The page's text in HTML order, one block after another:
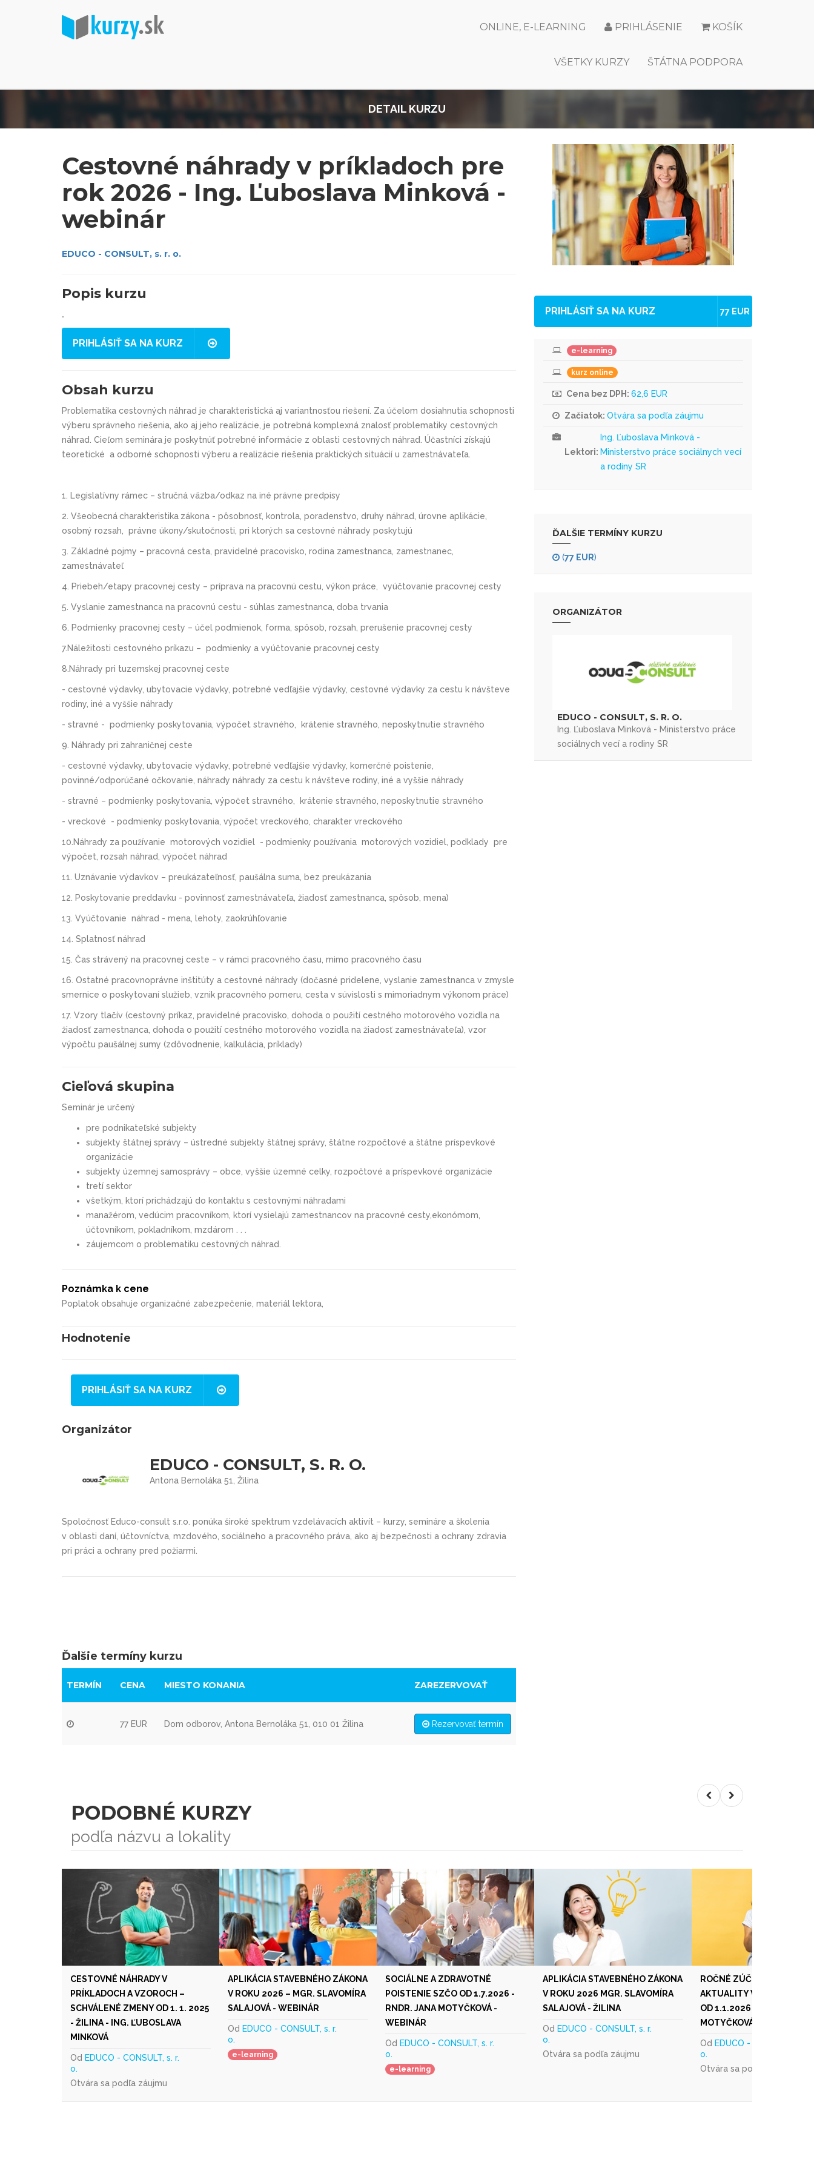
KOŠÍK
PRIHLÁSENIE
ONLINE, E-LEARNING
ŠTÁTNA PODPORA
VŠETKY KURZY
DETAIL KURZU
Cestovné náhrady v príkladoch pre
rok 2026 - Ing. Ľuboslava Minková -
webinár
EDUCO - CONSULT, s. r. o.
Popis kurzu
.
PRIHLÁSIŤ SA NA KURZ
Obsah kurzu
Problematika cestovných náhrad je charakteristická aj variantnosťou riešení. Za účelom dosiahnutia schopnosti
výberu správneho riešenia, ako aj jeho realizácie, je potrebná komplexná znalosť problematiky cestovných
náhrad. Cieľom seminára je poskytnúť potrebné informácie z oblasti cestovných náhrad. Účastníci získajú
teoretické a odborné schopnosti výberu a realizácie riešenia praktických situácií u zamestnávateľa.
1. Legislatívny rámec – stručná väzba/odkaz na iné právne predpisy
2. Všeobecná charakteristika zákona - pôsobnosť, kontrola, poradenstvo, druhy náhrad, úrovne aplikácie,
osobný rozsah, právne úkony/skutočnosti, pri ktorých sa cestovné náhrady poskytujú
3. Základné pojmy – pracovná cesta, pravidelné pracovisko, rodina zamestnanca, zamestnanec,
zamestnávateľ
4. Priebeh/etapy pracovnej cesty – príprava na pracovnú cestu, výkon práce, vyúčtovanie pracovnej cesty
5. Vyslanie zamestnanca na pracovnú cestu - súhlas zamestnanca, doba trvania
6. Podmienky pracovnej cesty – účel podmienok, forma, spôsob, rozsah, prerušenie pracovnej cesty
7.Náležitosti cestovného príkazu – podmienky a vyúčtovanie pracovnej cesty
8.Náhrady pri tuzemskej pracovnej ceste
- cestovné výdavky, ubytovacie výdavky, potrebné vedľajšie výdavky, cestovné výdavky za cestu k návšteve
rodiny, iné a vyššie náhrady
- stravné - podmienky poskytovania, výpočet stravného, krátenie stravného, neposkytnutie stravného
9. Náhrady pri zahraničnej ceste
- cestovné výdavky, ubytovacie výdavky, potrebné vedľajšie výdavky, komerčné poistenie,
povinné/odporúčané očkovanie, náhrady náhrady za cestu k návšteve rodiny, iné a vyššie náhrady
- stravné – podmienky poskytovania, výpočet stravného, krátenie stravného, neposkytnutie stravného
- vreckové - podmienky poskytovania, výpočet vreckového, charakter vreckového
10.Náhrady za používanie motorových vozidiel - podmienky používania motorových vozidiel, podklady pre
výpočet, rozsah náhrad, výpočet náhrad
11. Uznávanie výdavkov – preukázateľnosť, paušálna suma, bez preukázania
12. Poskytovanie preddavku - povinnosť zamestnávateľa, žiadosť zamestnanca, spôsob, mena)
13. Vyúčtovanie náhrad - mena, lehoty, zaokrúhľovanie
14. Splatnosť náhrad
15. Čas strávený na pracovnej ceste – v rámci pracovného času, mimo pracovného času
16. Ostatné pracovnoprávne inštitúty a cestovné náhrady (dočasné pridelene, vyslanie zamestnanca v zmysle
smernice o poskytovaní služieb, vznik pracovného pomeru, cesta v súvislosti s mimoriadnym výkonom práce)
17. Vzory tlačív (cestovný príkaz, pravidelné pracovisko, dohoda o použití cestného motorového vozidla na
žiadosť zamestnanca, dohoda o použití cestného motorového vozidla na žiadosť zamestnávateľa), vzor
výpočtu paušálnej sumy (zdôvodnenie, kalkulácia, príklady)
Cieľová skupina
Seminár je určený
pre podnikateľské subjekty
subjekty štátnej správy – ústredné subjekty štátnej správy, štátne rozpočtové a štátne príspevkové
organizácie
subjekty územnej samosprávy – obce, vyššie územné celky, rozpočtové a príspevkové organizácie
tretí sektor
všetkým, ktorí prichádzajú do kontaktu s cestovnými náhradami
manažérom, vedúcim pracovníkom, ktorí vysielajú zamestnancov na pracovné cesty ,ekonómom,
účtovníkom, pokladníkom, mzdárom . . .
záujemcom o problematiku cestovných náhrad.
Poznámka k cene
Poplatok obsahuje organizačné zabezpečenie, materiál lektora,
Hodnotenie
PRIHLÁSIŤ SA NA KURZ
Organizátor
EDUCO - CONSULT, S. R. O.
Antona Bernoláka 51, Žilina
Spoločnosť Educo-consult s.r.o. ponúka široké spektrum vzdelávacích aktivít – kurzy, semináre a školenia
v oblasti daní, účtovníctva, mzdového, sociálneho a pracovného práva, ako aj bezpečnosti a ochrany zdravia
pri práci a ochrany pred požiarmi.
Ďalšie termíny kurzu
TERMÍN CENA MIESTO KONANIA ZAREZERVOVAŤ
77 EUR Dom odborov, Antona Bernoláka 51, 010 01 Žilina Rezervovať termín
PRIHLÁSIŤ SA NA KURZ 77 EUR
e-learning
kurz online
Cena bez DPH: 62,6 EUR
Začiatok: Otvára sa podľa záujmu
Lektori:
Ing. Ľuboslava Minková -
Ministerstvo práce sociálnych vecí
a rodiny SR
ĎALŠIE TERMÍNY KURZU
(77 EUR)
ORGANIZÁTOR
EDUCO - CONSULT, S. R. O.
Ing. Ľuboslava Minková - Ministerstvo práce
sociálnych vecí a rodiny SR
PODOBNÉ KURZY
podľa názvu a lokality
CESTOVNÉ NÁHRADY V
PRÍKLADOCH A VZOROCH –
SCHVÁLENÉ ZMENY OD 1. 1. 2025
- ŽILINA - ING. ĽUBOSLAVA
MINKOVÁ
Od EDUCO - CONSULT, s. r.
o.
Otvára sa podľa záujmu
APLIKÁCIA STAVEBNÉHO ZÁKONA
V ROKU 2026 – MGR. SLAVOMÍRA
SALAJOVÁ - WEBINÁR
Od EDUCO - CONSULT, s. r.
o.
e-learning
SOCIÁLNE A ZDRAVOTNÉ
POISTENIE SZČO OD 1.7.2026 -
RNDR. JANA MOTYČKOVÁ -
WEBINÁR
Od EDUCO - CONSULT, s. r.
o.
e-learning
APLIKÁCIA STAVEBNÉHO ZÁKONA
V ROKU 2026 MGR. SLAVOMÍRA
SALAJOVÁ - ŽILINA
Od EDUCO - CONSULT, s. r.
o.
Otvára sa podľa záujmu
ROČNÉ ZÚČTOVANIE
AKTUALITY V MZDOVEJ
OD 1.1.2026 - RNDR. JANA
MOTYČKOVÁ - ŽILINA
Od EDUCO - CONSULT, s. r.
o.
Otvára sa podľa záujmu